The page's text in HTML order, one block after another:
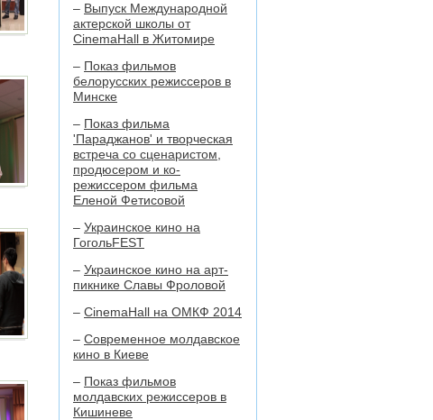
– Выпуск Международной
актерской школы от
CinemaHall в Житомире
– Показ фильмов
белорусских режиссеров в
Минске
– Показ фильма
'Параджанов' и творческая
встреча со сценаристом,
продюсером и ко-
режиссером фильма
Еленой Фетисовой
– Украинское кино на
ГогольFEST
– Украинское кино на арт-
пикнике Славы Фроловой
– CinemaHall на ОМКФ 2014
– Современное молдавское
кино в Киеве
– Показ фильмов
молдавских режиссеров в
Кишиневе